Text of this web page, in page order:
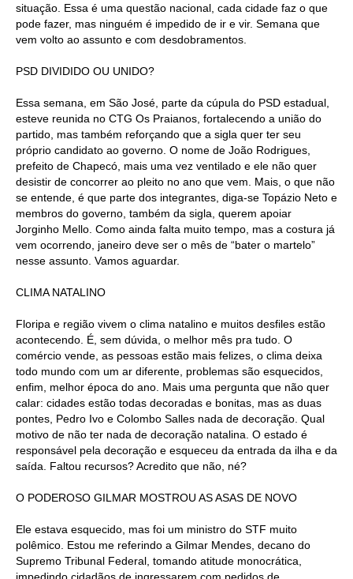
situação. Essa é uma questão nacional, cada cidade faz o que
pode fazer, mas ninguém é impedido de ir e vir. Semana que
vem volto ao assunto e com desdobramentos.
PSD DIVIDIDO OU UNIDO?
Essa semana, em São José, parte da cúpula do PSD estadual,
esteve reunida no CTG Os Praianos, fortalecendo a união do
partido, mas também reforçando que a sigla quer ter seu
próprio candidato ao governo. O nome de João Rodrigues,
prefeito de Chapecó, mais uma vez ventilado e ele não quer
desistir de concorrer ao pleito no ano que vem. Mais, o que não
se entende, é que parte dos integrantes, diga-se Topázio Neto e
membros do governo, também da sigla, querem apoiar
Jorginho Mello. Como ainda falta muito tempo, mas a costura já
vem ocorrendo, janeiro deve ser o mês de “bater o martelo”
nesse assunto. Vamos aguardar.
CLIMA NATALINO
Floripa e região vivem o clima natalino e muitos desfiles estão
acontecendo. É, sem dúvida, o melhor mês pra tudo. O
comércio vende, as pessoas estão mais felizes, o clima deixa
todo mundo com um ar diferente, problemas são esquecidos,
enfim, melhor época do ano. Mais uma pergunta que não quer
calar: cidades estão todas decoradas e bonitas, mas as duas
pontes, Pedro Ivo e Colombo Salles nada de decoração. Qual
motivo de não ter nada de decoração natalina. O estado é
responsável pela decoração e esqueceu da entrada da ilha e da
saída. Faltou recursos? Acredito que não, né?
O PODEROSO GILMAR MOSTROU AS ASAS DE NOVO
Ele estava esquecido, mas foi um ministro do STF muito
polêmico. Estou me referindo a Gilmar Mendes, decano do
Supremo Tribunal Federal, tomando atitude monocrática,